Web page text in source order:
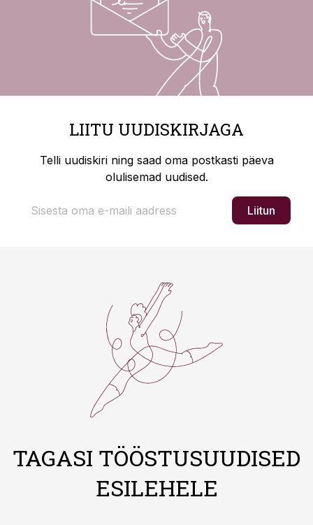
LIITU UUDISKIRJAGA
Telli uudiskiri ning saad oma postkasti päeva
olulisemad uudised.
Liitun
TAGASI TÖÖSTUSUUDISED
ESILEHELE